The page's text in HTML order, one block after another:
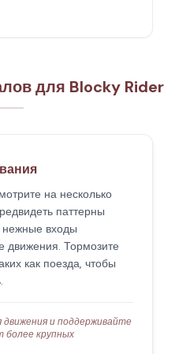
для Blocky Rider
на несколько
паттерны
нежные входы
движения. Тормозите
как поезда, чтобы
и поддерживайте
более крупных